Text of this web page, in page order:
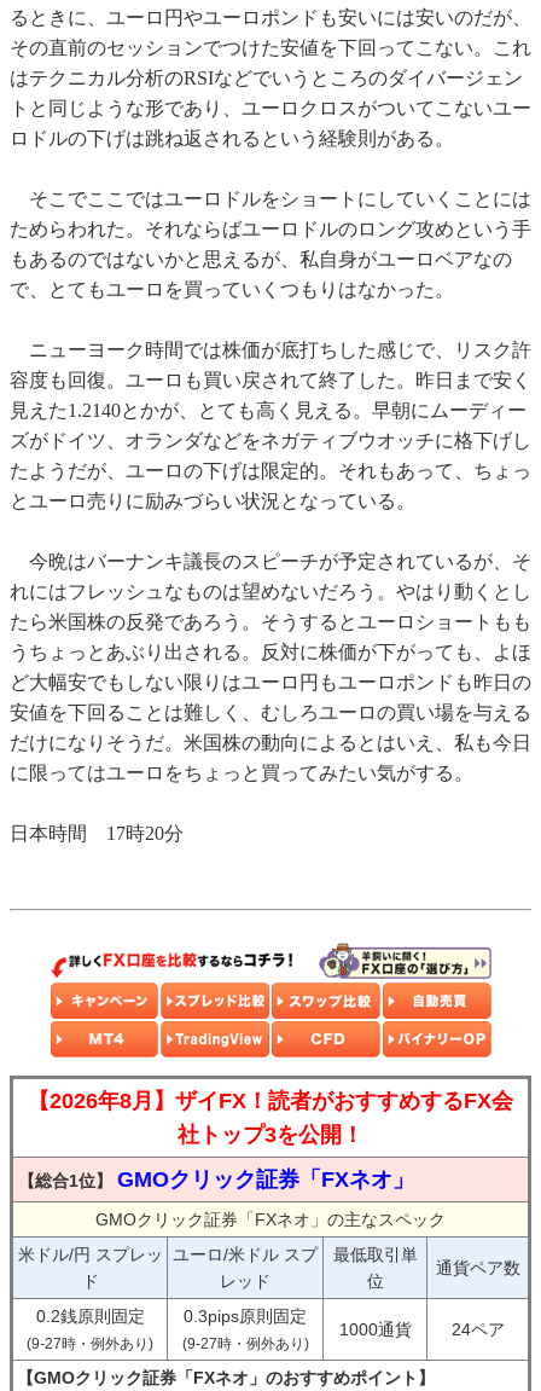
るときに、ユーロ円やユーロポンドも安いには安いのだが、
その直前のセッションでつけた安値を下回ってこない。これ
はテクニカル分析のRSIなどでいうところのダイバージェン
トと同じような形であり、ユーロクロスがついてこないユー
ロドルの下げは跳ね返されるという経験則がある。
そこでここではユーロドルをショートにしていくことには
ためらわれた。それならばユーロドルのロング攻めという手
もあるのではないかと思えるが、私自身がユーロベアなの
で、とてもユーロを買っていくつもりはなかった。
ニューヨーク時間では株価が底打ちした感じで、リスク許
容度も回復。ユーロも買い戻されて終了した。昨日まで安く
見えた1.2140とかが、とても高く見える。早朝にムーディー
ズがドイツ、オランダなどをネガティブウオッチに格下げし
たようだが、ユーロの下げは限定的。それもあって、ちょっ
とユーロ売りに励みづらい状況となっている。
今晩はバーナンキ議長のスピーチが予定されているが、そ
れにはフレッシュなものは望めないだろう。やはり動くとし
たら米国株の反発であろう。そうするとユーロショートもも
うちょっとあぶり出される。反対に株価が下がっても、よほ
ど大幅安でもしない限りはユーロ円もユーロポンドも昨日の
安値を下回ることは難しく、むしろユーロの買い場を与える
だけになりそうだ。米国株の動向によるとはいえ、私も今日
に限ってはユーロをちょっと買ってみたい気がする。
日本時間 17時20分
【2026年8月】ザイFX！読者がおすすめするFX会
社トップ3を公開！
【総合1位】 GMOクリック証券「FXネオ」
GMOクリック証券「FXネオ」の主なスペック
米ドル/円 スプレッ
ド
ユーロ/米ドル スプ
レッド
最低取引単
位
通貨ペア数
0.2銭原則固定
(9-27時・例外あり)
0.3pips原則固定
(9-27時・例外あり)
1000通貨 24ペア
【GMOクリック証券「FXネオ」のおすすめポイント】